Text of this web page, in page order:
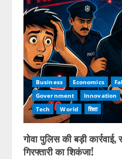
Business Economics
Government
Innovation
Tech
World शिक्षा
गोवा पुलिस की बड़ी
गिरफ्तारी का शिकंजा!